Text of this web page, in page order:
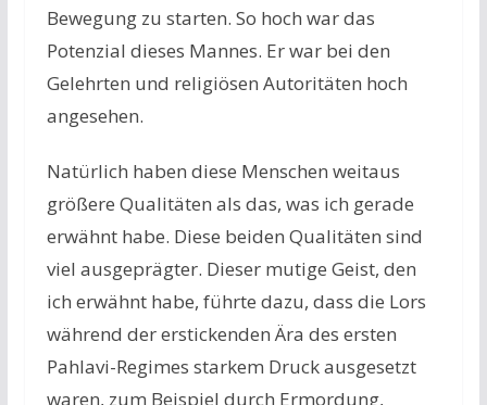
Bewegung zu starten. So hoch war das
Potenzial dieses Mannes. Er war bei den
Gelehrten und religiösen Autoritäten hoch
angesehen.
Natürlich haben diese Menschen weitaus
größere Qualitäten als das, was ich gerade
erwähnt habe. Diese beiden Qualitäten sind
viel ausgeprägter. Dieser mutige Geist, den
ich erwähnt habe, führte dazu, dass die Lors
während der erstickenden Ära des ersten
Pahlavi-Regimes starkem Druck ausgesetzt
waren, zum Beispiel durch Ermordung,